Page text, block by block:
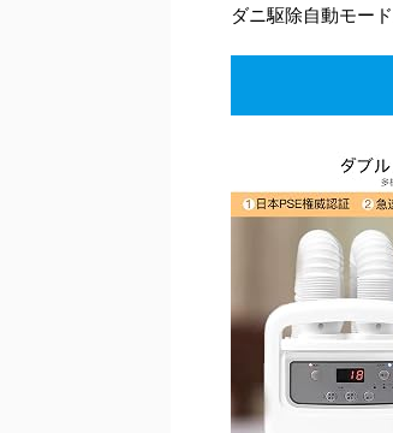
ダニ駆除自動モー